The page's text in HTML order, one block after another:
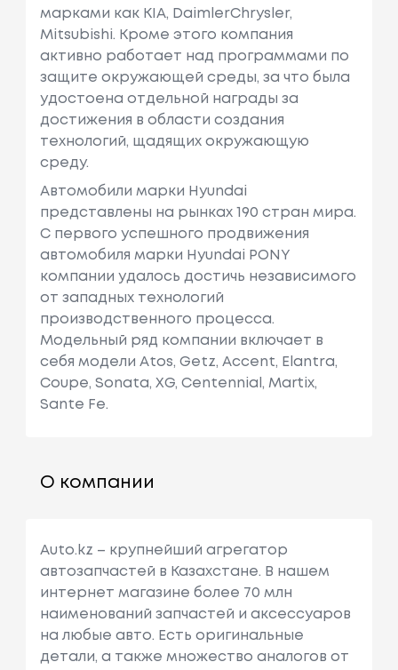
марками как KIA, DaimlerChrysler,
Mitsubishi. Кроме этого компания
активно работает над программами по
защите окружающей среды, за что была
удостоена отдельной награды за
достижения в области создания
технологий, щадящих окружающую
среду.
Автомобили марки Hyundai
представлены на рынках 190 стран мира.
C первого успешного продвижения
автомобиля марки Hyundai PONY
компании удалось достичь независимого
от западных технологий
производственного процесса.
Модельный ряд компании включает в
себя модели Atos, Getz, Accent, Elantra,
Coupe, Sonata, XG, Centennial, Martix,
Sante Fe.
О компании
Auto.kz – крупнейший агрегатор
автозапчастей в Казахстане. В нашем
интернет магазине более 70 млн
наименований запчастей и аксессуаров
на любые авто. Есть оригинальные
детали, а также множество аналогов от